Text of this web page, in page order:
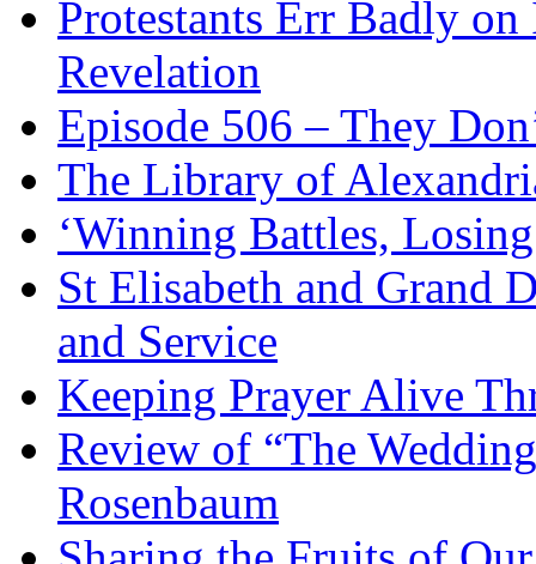
Protestants Err Badly
Revelation
Episode 506 – They
The Library of
‘Winning Battles, Losing
St Elisabeth and Grand
and Service
Keeping Prayer Alive
Review of “The
Rosenbaum